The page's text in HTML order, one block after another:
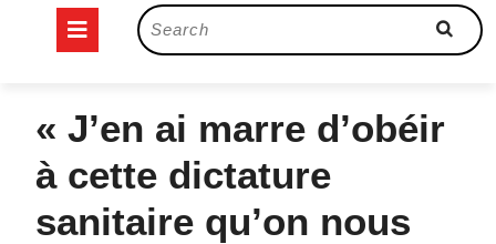
Open
Search
for:
« J’en ai marre d’obéir
à cette dictature
sanitaire qu’on nous